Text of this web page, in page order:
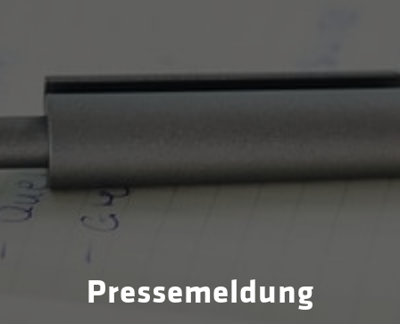
Pressemeldung